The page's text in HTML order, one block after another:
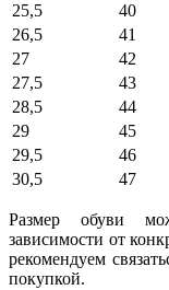
25,5
40
26,5
41
27
42
27,5
43
28,5
44
29
45
29,5
46
30,5
47
Размер обуви
зависимости от
рекомендуем
покупкой.